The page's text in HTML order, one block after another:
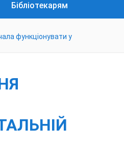
Бібліотекарям
функціонувати у